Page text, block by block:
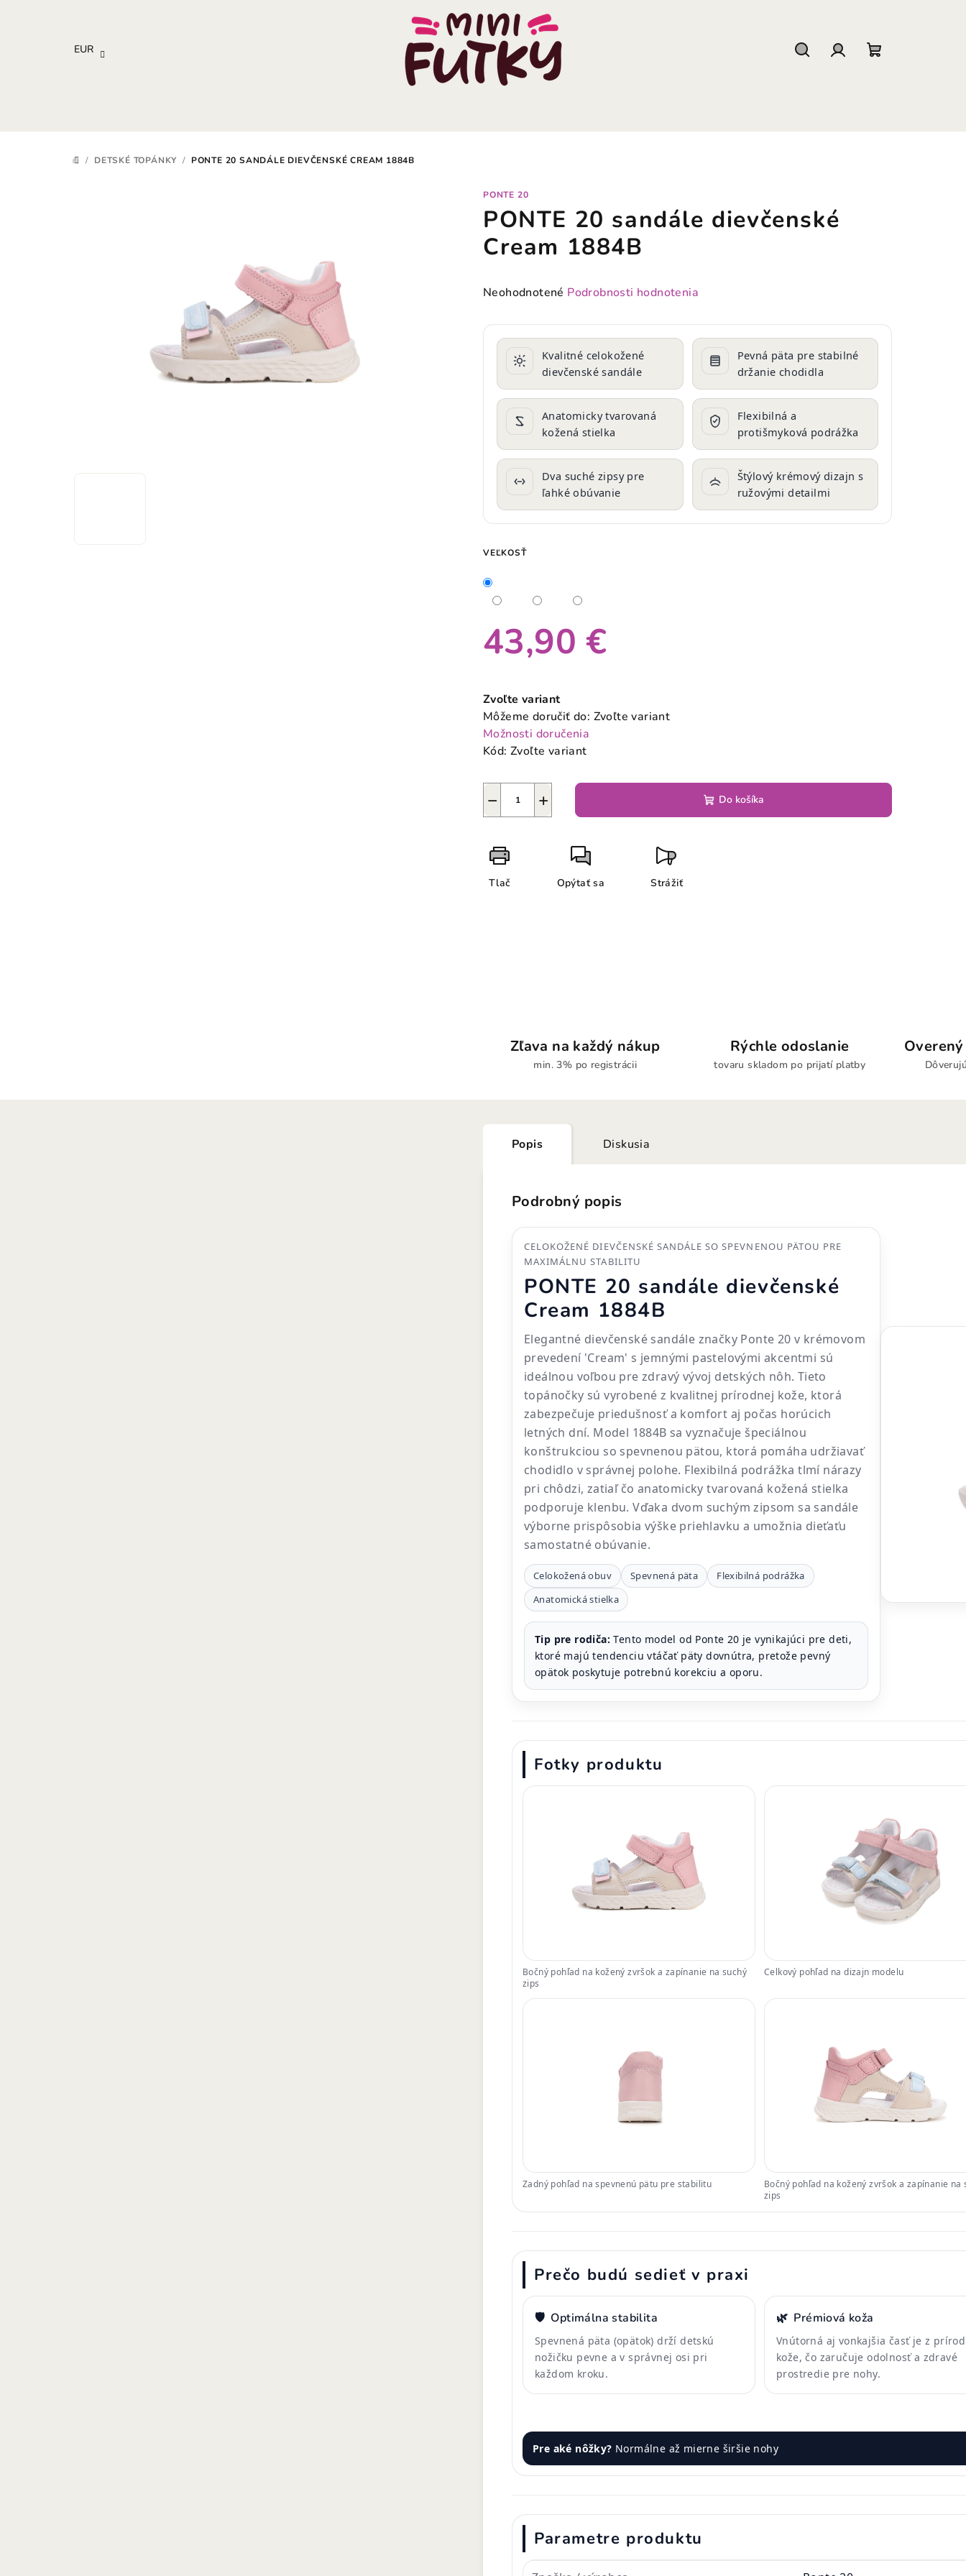
EUR
DOMOV
/ DETSKÉ TOPÁNKY / PONTE 20 SANDÁLE DIEVČENSKÉ CREAM 1884B
PONTE 20
PONTE 20 sandále dievčenské
Cream 1884B
Priemerné
produktu
hviezdičiek.
Neohodnotené Podrobnosti hodnotenia
Kvalitné celokožené
dievčenské sandále
Pevná päta pre stabilné
držanie chodidla
Anatomicky tvarovaná
kožená stielka
Flexibilná a
protišmyková podrážka
Dva suché zipsy pre
ľahké obúvanie
Štýlový krémový dizajn s
ružovými detailmi
VEĽKOSŤ
43,90 €
cena:
Zvoľte variant
Môžeme doručiť do: Zvoľte variant
Možnosti doručenia
Kód: Zvoľte variant
+
− Do košíka
Tlač Opýtať sa Strážiť
Zľava na každý nákup
min. 3% po registrácii
Rýchle odoslanie
tovaru skladom po prijatí platby
Popis Diskusia
Podrobný popis
CELOKOŽENÉ DIEVČENSKÉ SANDÁLE SO SPEVNENOU PÄTOU PRE
MAXIMÁLNU STABILITU
PONTE 20 sandále dievčenské
Cream 1884B
Elegantné dievčenské sandále značky Ponte 20 v krémovom
prevedení 'Cream' s jemnými pastelovými akcentmi sú
ideálnou voľbou pre zdravý vývoj detských nôh. Tieto
topánočky sú vyrobené z kvalitnej prírodnej kože, ktorá
zabezpečuje priedušnosť a komfort aj počas horúcich
letných dní. Model 1884B sa vyznačuje špeciálnou
konštrukciou so spevnenou pätou, ktorá pomáha udržiavať
chodidlo v správnej polohe. Flexibilná podrážka tlmí nárazy
pri chôdzi, zatiaľ čo anatomicky tvarovaná kožená stielka
podporuje klenbu. Vďaka dvom suchým zipsom sa sandále
výborne prispôsobia výške priehlavku a umožnia dieťaťu
samostatné obúvanie.
Celokožená obuv Spevnená päta
Flexibilná podrážka
Anatomická stielka
Tip pre rodiča: Tento model od Ponte 20 je vynikajúci pre deti,
ktoré majú tendenciu vtáčať päty dovnútra, pretože pevný
opätok poskytuje potrebnú korekciu a oporu.
Fotky produktu
Bočný pohľad na kožený zvršok a zapínanie na suchý
zips
Celkový pohľad na dizajn modelu
Zadný pohľad na spevnenú pätu pre stabilitu
Bočný pohľad na kožený zvršok a zapínanie na
zips
Prečo budú sedieť v praxi
🛡️ Optimálna stabilita
Spevnená päta (opätok) drží detskú
nožičku pevne a v správnej osi pri
každom kroku.
🌿 Prémiová koža
Vnútorná aj vonkajšia časť je z
kože, čo zaručuje odolnosť a zdravé
prostredie pre nohy.
Pre aké nôžky? Normálne až mierne širšie nohy
Parametre produktu